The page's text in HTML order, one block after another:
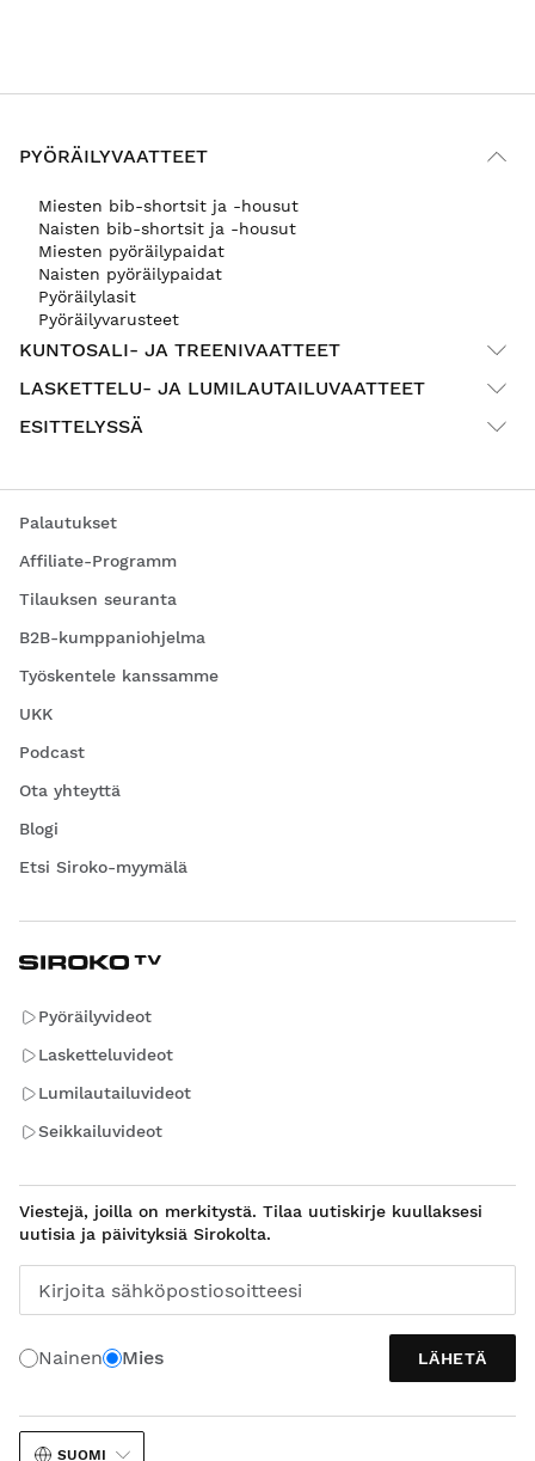
PYÖRÄILYVAATTEET
Miesten bib-shortsit ja -housut
Naisten bib-shortsit ja -housut
Miesten pyöräilypaidat
Naisten pyöräilypaidat
Pyöräilylasit
Pyöräilyvarusteet
KUNTOSALI- JA TREENIVAATTEET
LASKETTELU- JA LUMILAUTAILUVAATTEET
ESITTELYSSÄ
Palautukset
Affiliate-Programm
Tilauksen seuranta
B2B-kumppaniohjelma
Työskentele kanssamme
UKK
Podcast
Ota yhteyttä
Blogi
Etsi Siroko-myymälä
Pyöräilyvideot
Lasketteluvideot
Lumilautailuvideot
Seikkailuvideot
Viestejä, joilla on merkitystä. Tilaa uutiskirje kuullaksesi
uutisia ja päivityksiä Sirokolta.
Kirjoita sähköpostiosoitteesi
Nainen Mies LÄHETÄ
SUOMI